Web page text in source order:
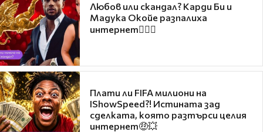
Любов или скандал? Карди Би и
Мадука Окойе разпалиха
интернет❤️‍🔥🔥
Плати ли FIFA милиони на
IShowSpeed?! Истината зад
сделката, която разтърси целия
интернет🤑💥